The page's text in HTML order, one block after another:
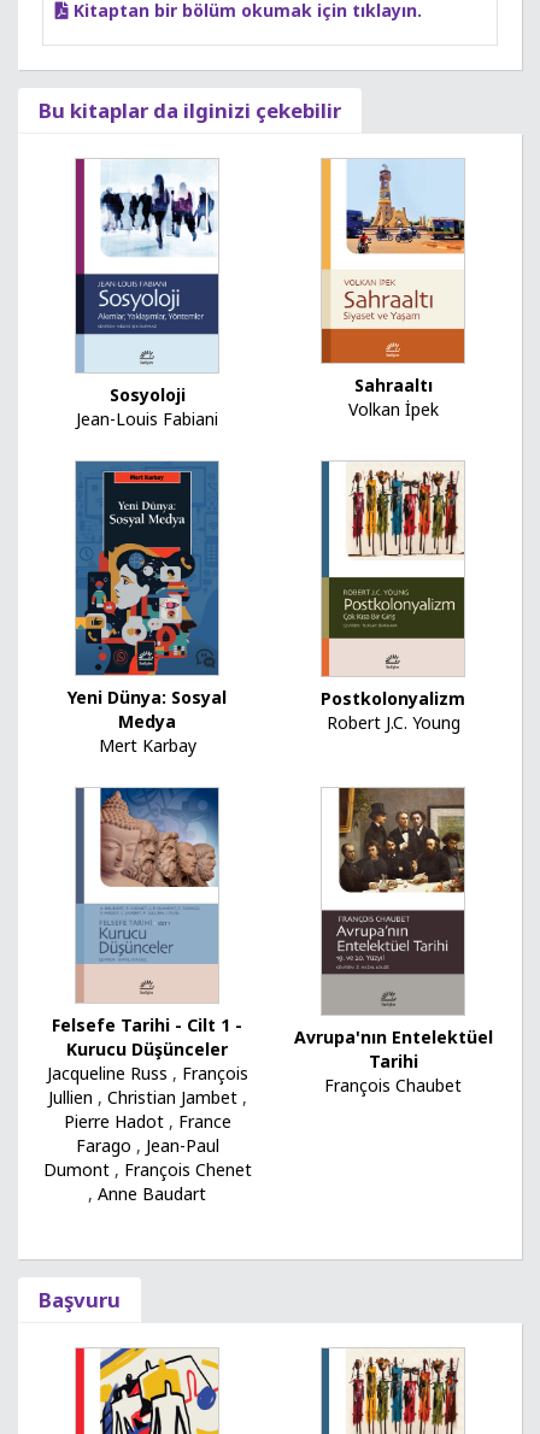
Kitaptan bir bölüm okumak için tıklayın.
Bu kitaplar da ilginizi çekebilir
Sosyoloji
Jean-Louis Fabiani
Sahraaltı
Volkan İpek
Yeni Dünya: Sosyal
Medya
Mert Karbay
Postkolonyalizm
Robert J.C. Young
Felsefe Tarihi - Cilt 1 -
Kurucu Düşünceler
Jacqueline Russ , François
Jullien , Christian Jambet,
Pierre Hadot, France
Farago , Jean-Paul
Dumont, François Chenet
, Anne Baudart
Avrupa'nın Entelektüel
Tarihi
François Chaubet
Başvuru